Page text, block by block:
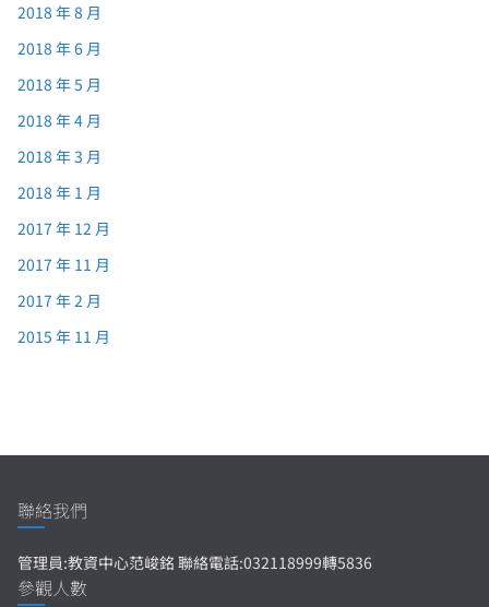
2018 年 8 月
2018 年 6 月
2018 年 5 月
2018 年 4 月
2018 年 3 月
2018 年 1 月
2017 年 12 月
2017 年 11 月
2017 年 2 月
2015 年 11 月
聯絡我們
管理員:教資中心范峻銘 聯絡電話:032118999轉5836
參觀人數